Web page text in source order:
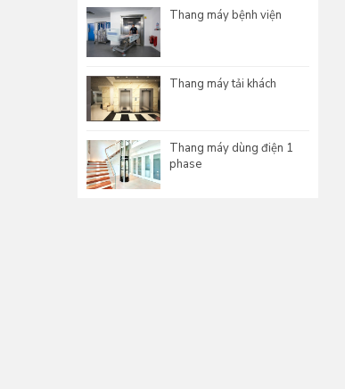
Thang máy bệnh viện
Thang máy tải khách
Thang máy dùng điện 1
phase